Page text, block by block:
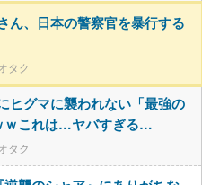
ん、日本の警察官を暴行する
タク
ヒグマに襲われない「最強の
ｗこれは…ヤバすぎる…
タク